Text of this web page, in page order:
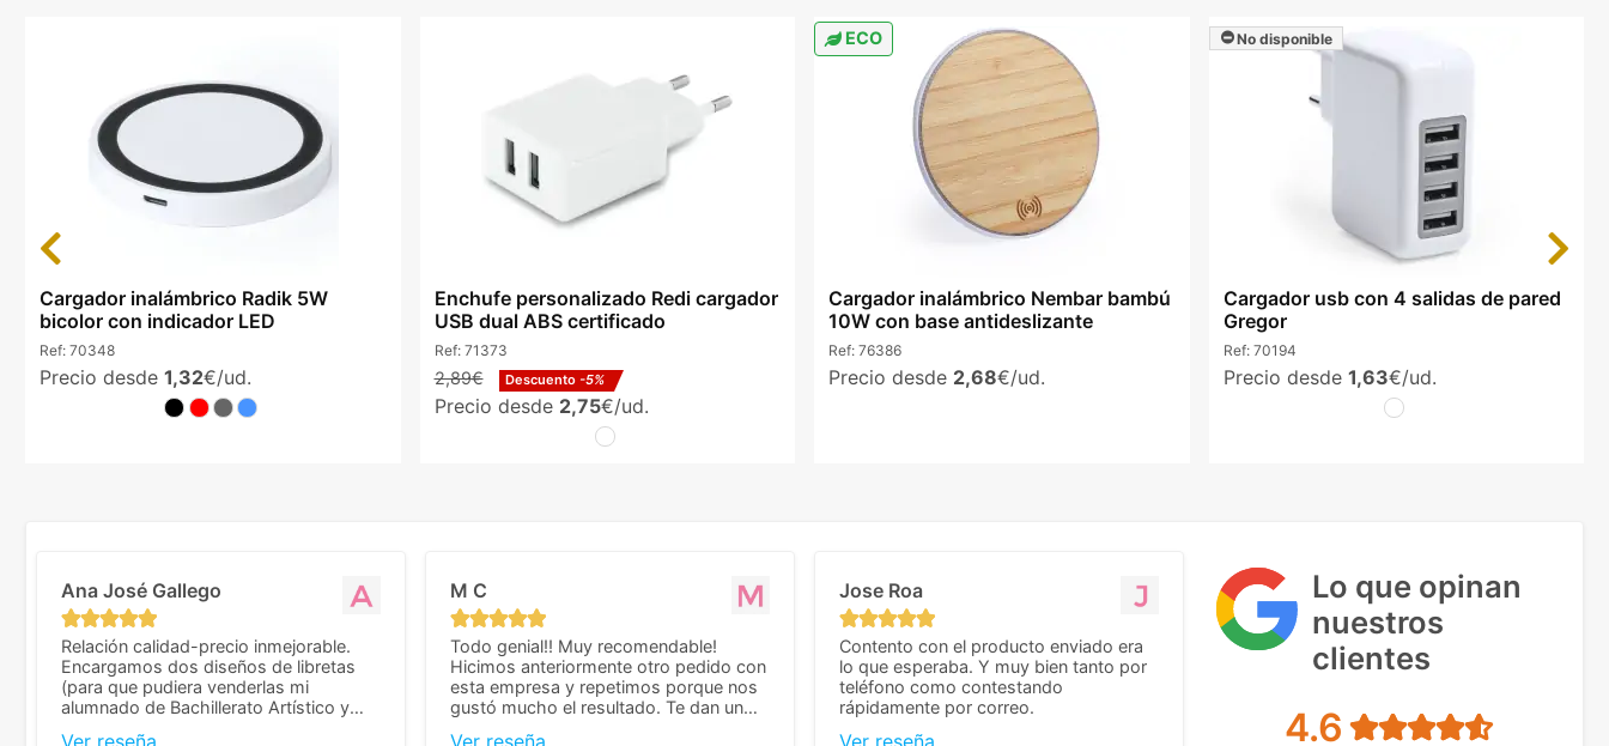
Cargador inalámbrico Radik 5W
bicolor con indicador LED
Ref: 70348
Precio desde 1,32€/ud.
Enchufe personalizado Redi cargador
USB dual ABS certificado
Ref: 71373
2,89€ Descuento -5%
Precio desde 2,75€/ud.
ECO
Cargador inalámbrico Nembar bambú
10W con base antideslizante
Ref: 76386
Precio desde 2,68€/ud.
No disponible
Cargador usb con 4 salidas de pared
Gregor
Ref: 70194
Precio desde 1,63€/ud.
Previous Next
Lo que opinan
nuestros
clientes
4.6
Ana José Gallego
Relación calidad-precio inmejorable.
Encargamos dos diseños de libretas
(para que pudiera venderlas mi
alumnado de Bachillerato Artístico y
Ver reseña
M C
Todo genial!! Muy recomendable!
Hicimos anteriormente otro pedido con
esta empresa y repetimos porque nos
gustó mucho el resultado. Te dan un
Ver reseña
Jose Roa
Contento con el producto enviado era
lo que esperaba. Y muy bien tanto por
teléfono como contestando
rápidamente por correo.
Ver reseña